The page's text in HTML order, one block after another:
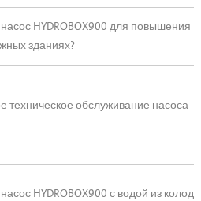
HYDROBOX900 для повышения
зданиях?
техническое обслуживание насоса
HYDROBOX900 с водой из